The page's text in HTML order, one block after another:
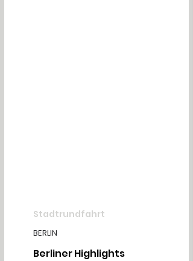
Stadtrundfahrt
BERLIN
Berliner Highlights